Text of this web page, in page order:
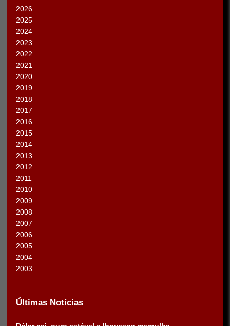
2026
2025
2024
2023
2022
2021
2020
2019
2018
2017
2016
2015
2014
2013
2012
2011
2010
2009
2008
2007
2006
2005
2004
2003
Últimas Notícias